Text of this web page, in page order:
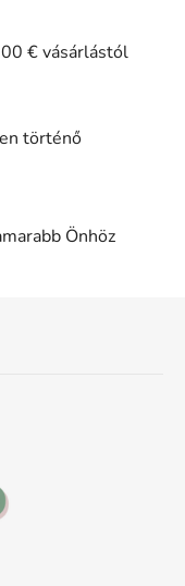
€ vásárlástól
történő
Önhöz